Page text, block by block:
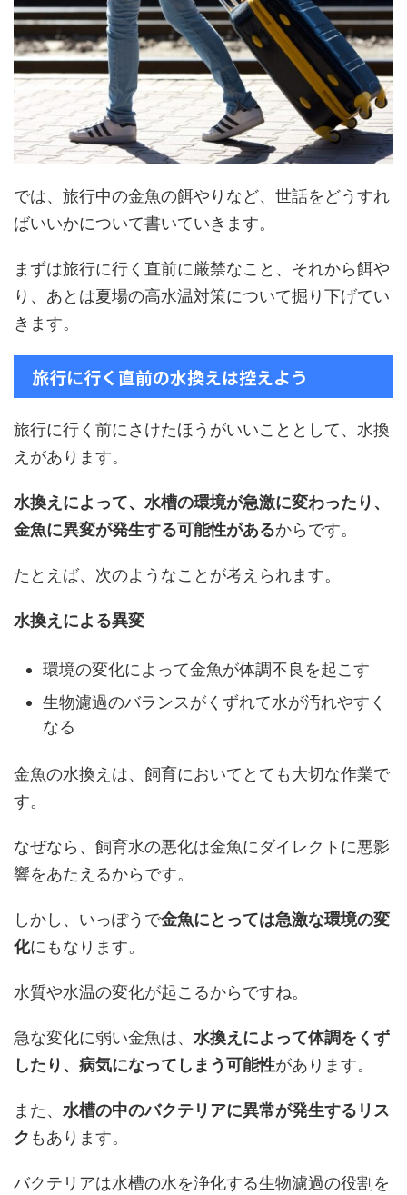
では、旅行中の金魚の餌やりなど、世話をどうすれ
ばいいかについて書いていきます。
まずは旅行に行く直前に厳禁なこと、それから餌や
り、あとは夏場の高水温対策について掘り下げてい
きます。
旅行に行く直前の水換えは控えよう
旅行に行く前にさけたほうがいいこととして、水換
えがあります。
水換えによって、水槽の環境が急激に変わったり、
金魚に異変が発生する可能性があるからです。
たとえば、次のようなことが考えられます。
水換えによる異変
環境の変化によって金魚が体調不良を起こす
生物濾過のバランスがくずれて水が汚れやすく
なる
金魚の水換えは、飼育においてとても大切な作業で
す。
なぜなら、飼育水の悪化は金魚にダイレクトに悪影
響をあたえるからです。
しかし、いっぽうで金魚にとっては急激な環境の変
化にもなります。
水質や水温の変化が起こるからですね。
急な変化に弱い金魚は、 水換えによって体調をくず
したり、病気になってしまう可能性があります。
また、 水槽の中のバクテリアに異常が発生するリス
ク もあります。
バクテリアは水槽の水を浄化する生物濾過の役割を